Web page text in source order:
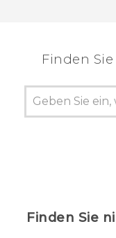
Finden
Finden Sie